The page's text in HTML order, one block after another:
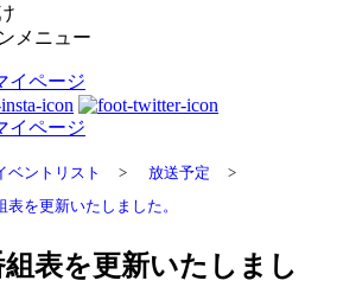
メニュー
イページ
イページ
ベントリスト > 放送予定
>
表を更新いたしました。
組表を更新いたしまし